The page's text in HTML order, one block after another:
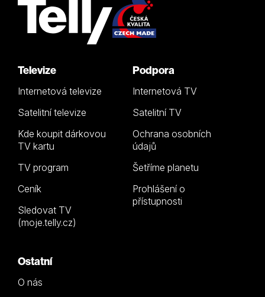
Televize
Internetová televize
Satelitní televize
Kde koupit dárkovou
TV kartu
TV program
Ceník
Sledovat TV
(moje.telly.cz)
Podpora
Internetová TV
Satelitní TV
Ochrana osobních
údajů
Šetříme planetu
Prohlášení o
přístupnosti
Ostatní
O nás